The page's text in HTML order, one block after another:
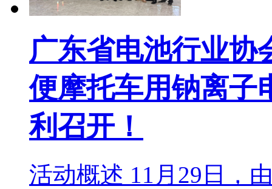
广东省电池行业协
便摩托车用钠离子
利召开！
活动概述 11月29日，